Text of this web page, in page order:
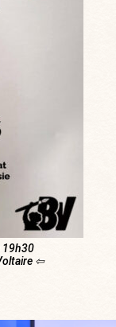
19h30
⇦